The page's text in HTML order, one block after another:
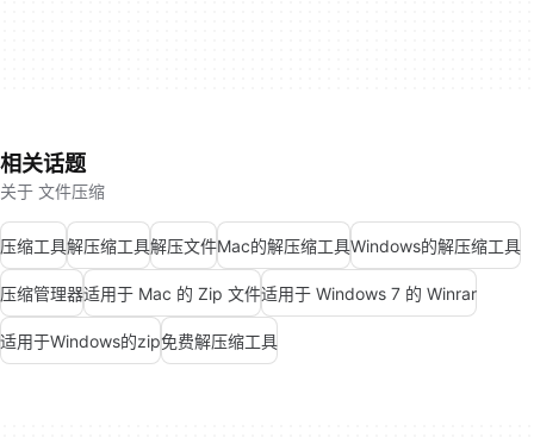
相关话题
关于 文件压缩
压缩工具解压缩工具解压文件Mac的解压缩工具Windows的解压缩工具
压缩管理器适用于 Mac 的 Zip 文件适用于 Windows 7 的 Winrar
适用于Windows的zip免费解压缩工具